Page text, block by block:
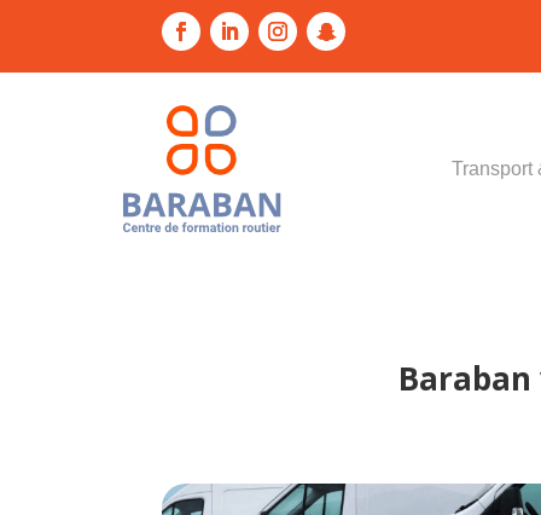
Transport